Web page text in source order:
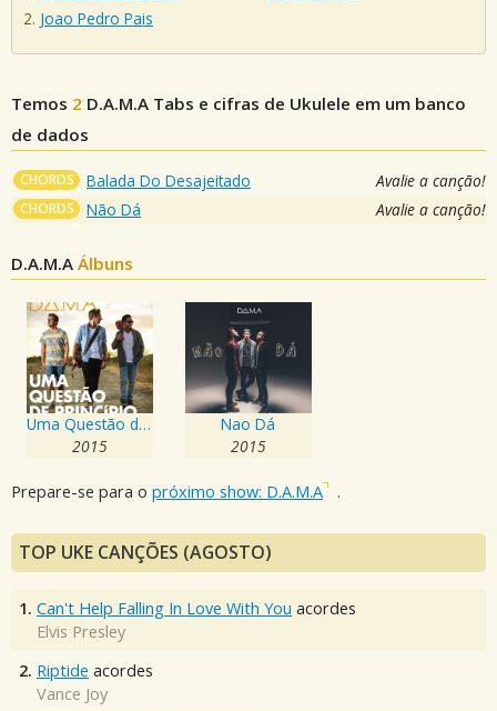
Joao Pedro Pais
Temos 2 D.A.M.A Tabs e cifras de Ukulele em um banco
de dados
CHORDS Balada Do Desajeitado Avalie a canção!
CHORDS Não Dá Avalie a canção!
D.A.M.A Álbuns
Uma Questão de Principio
2015
Nao Dá
2015
Prepare-se para o próximo show: D.A.M.A .
TOP UKE CANÇÕES (AGOSTO)
1. Can't Help Falling In Love With You acordes
Elvis Presley
2. Riptide acordes
Vance Joy